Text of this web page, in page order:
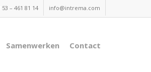
53 – 461 81 14 info@intrema.com
Samenwerken Contact